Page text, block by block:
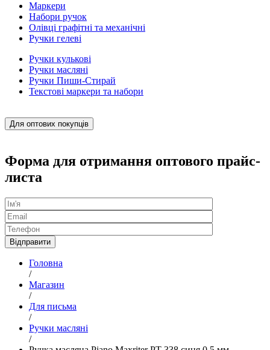
Маркери
Набори ручок
Олівці графітні та механічні
Ручки гелеві
Ручки кулькові
Ручки масляні
Ручки Пиши-Стирай
Текстові маркери та набори
Для оптових покупців
Форма для отримання оптового прайс-
листа
Головна
/
Магазин
/
Для письма
/
Ручки масляні
/